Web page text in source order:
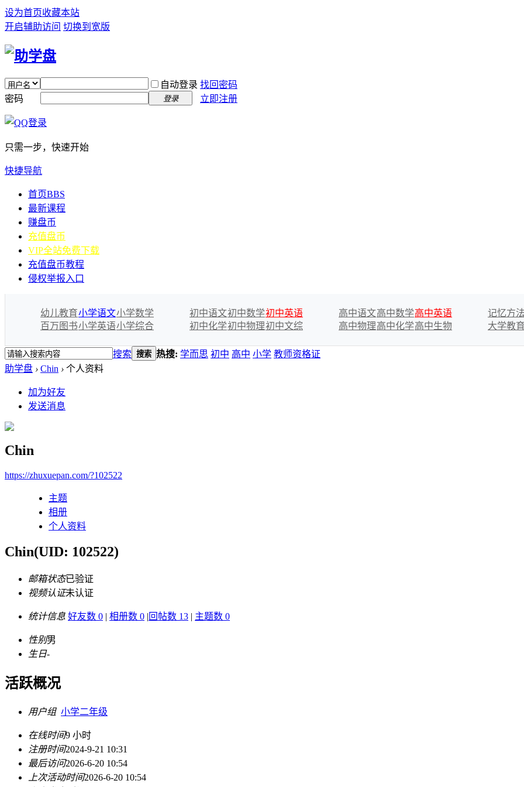
设为首页收藏本站
开启辅助访问 切换到宽版
自动登录 找回密码
密码
登录 立即注册
只需一步，快速开始
快捷导航
首页BBS
最新课程
赚盘币
充值盘币
VIP全站免费下载
充值盘币教程
侵权举报入口
幼儿教育小学语文小学数学
百万图书小学英语小学综合
初中语文初中数学初中英语
初中化学初中物理初中文综
高中语文高中数学高中英语
高中物理高中化学高中生物
记忆方法
大学教育
搜索 搜索 热搜: 学而思 初中 高中 小学 教师资格证
助学盘 › Chin › 个人资料
加为好友
发送消息
Chin
https://zhuxuepan.com/?102522
主题
相册
个人资料
Chin(UID: 102522)
邮箱状态已验证
视频认证未认证
统计信息 好友数 0 | 相册数 0 |回帖数 13 | 主题数 0
性别男
生日-
活跃概况
用户组 小学二年级
在线时间9 小时
注册时间2024-9-21 10:31
最后访问2026-6-20 10:54
上次活动时间2026-6-20 10:54